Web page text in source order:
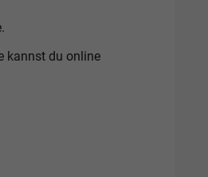
kannst du online